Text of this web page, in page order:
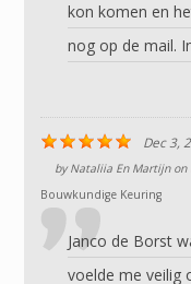
kon komen en
nog op de mail.
Dec 3,
byNataliia En Martijnon
Bouwkundige Keuring
Janco de Borst
voelde me veilig